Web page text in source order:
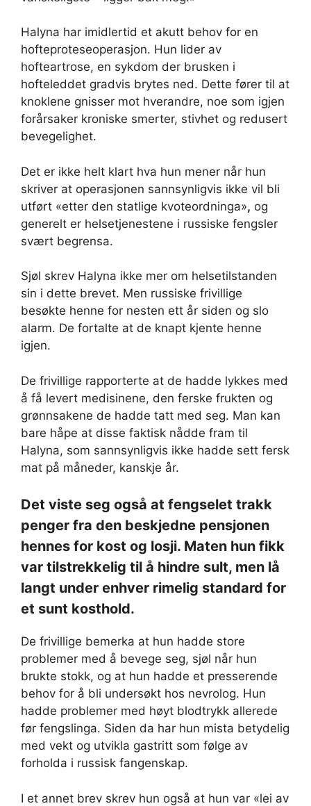
Halyna har imidlertid et akutt behov for en
hofteproteseoperasjon. Hun lider av
hofteartrose, en sykdom der brusken i
hofteleddet gradvis brytes ned. Dette fører til at
knoklene gnisser mot hverandre, noe som igjen
forårsaker kroniske smerter, stivhet og redusert
bevegelighet.
Det er ikke helt klart hva hun mener når hun
skriver at operasjonen sannsynligvis ikke vil bli
utført «etter den statlige kvoteordninga», og
generelt er helsetjenestene i russiske fengsler
svært begrensa.
Sjøl skrev Halyna ikke mer om helsetilstanden
sin i dette brevet. Men russiske frivillige
besøkte henne for nesten ett år siden og slo
alarm. De fortalte at de knapt kjente henne
igjen.
De frivillige rapporterte at de hadde lykkes med
å få levert medisinene, den ferske frukten og
grønnsakene de hadde tatt med seg. Man kan
bare håpe at disse faktisk nådde fram til
Halyna, som sannsynligvis ikke hadde sett fersk
mat på måneder, kanskje år.
Det viste seg også at fengselet trakk
penger fra den beskjedne pensjonen
hennes for kost og losji. Maten hun fikk
var tilstrekkelig til å hindre sult, men lå
langt under enhver rimelig standard for
et sunt kosthold.
De frivillige bemerka at hun hadde store
problemer med å bevege seg, sjøl når hun
brukte stokk, og at hun hadde et presserende
behov for å bli undersøkt hos nevrolog. Hun
hadde problemer med høyt blodtrykk allerede
før fengslinga. Siden da har hun mista betydelig
med vekt og utvikla gastritt som følge av
forholda i russisk fangenskap.
I et annet brev skrev hun også at hun var «lei av